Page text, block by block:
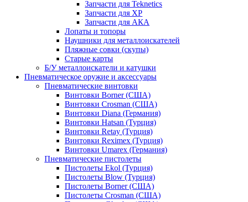
Запчасти для Teknetics
Запчасти для XP
Запчасти для АКА
Лопаты и топоры
Наушники для металлоискателей
Пляжные совки (скупы)
Старые карты
Б/У металлоискатели и катушки
Пневматическое оружие и аксессуары
Пневматические винтовки
Винтовки Borner (США)
Винтовки Crosman (США)
Винтовки Diana (Германия)
Винтовки Hatsan (Турция)
Винтовки Retay (Турция)
Винтовки Reximex (Турция)
Винтовки Umarex (Германия)
Пневматические пистолеты
Пистолеты Ekol (Турция)
Пистолеты Blow (Турция)
Пистолеты Borner (США)
Пистолеты Crosman (США)